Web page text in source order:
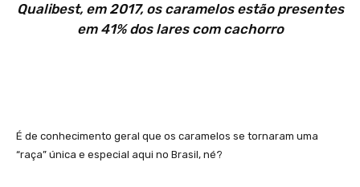
Qualibest, em 2017, os caramelos estão presentes
em 41% dos lares com cachorro
É de conhecimento geral que os caramelos se tornaram uma
“raça” única e especial aqui no Brasil, né?